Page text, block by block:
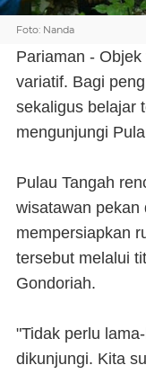
Foto: Nanda
Pariaman -
variatif. Bagi
sekaligus belajar
mengunjungi
Pulau Tangah
wisatawan pekan
mempersiapkan
tersebut melalui
Gondoriah.
"Tidak perlu
dikunjungi. Kita